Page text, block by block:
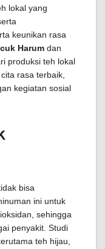
lokal yang
keunikan rasa
Harum dan
produksi teh lokal
rasa terbaik,
kegiatan sosial
bisa
ini untuk
sehingga
penyakit. Studi
teh hijau,